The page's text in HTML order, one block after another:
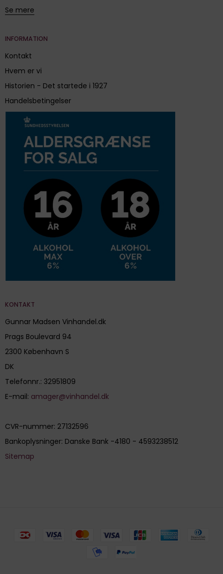
Se mere
INFORMATION
Kontakt
Hvem er vi
Historien - Det startede i 1927
Handelsbetingelser
KONTAKT
Gunnar Madsen Vinhandel.dk
Prags Boulevard 94
2300 København S
DK
Telefonnr.: 32951809
E-mail: amager@vinhandel.dk
CVR-nummer: 27132596
Bankoplysninger: Danske Bank -4180 - 4593238512
Sitemap